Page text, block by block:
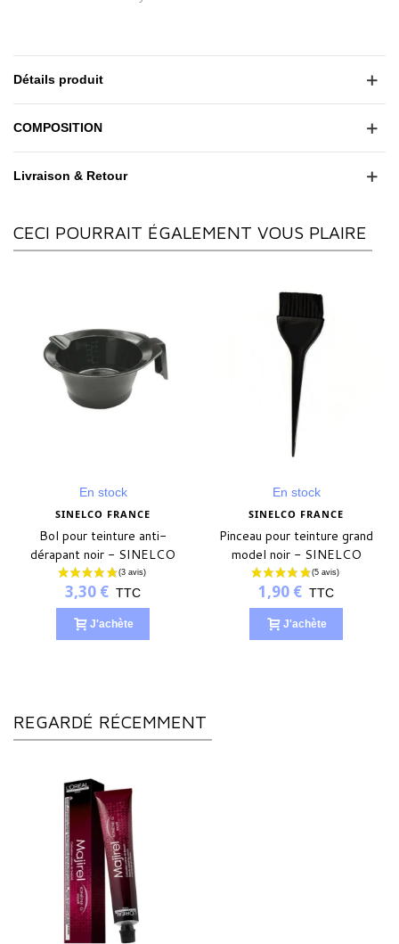
Détails produit
COMPOSITION
Livraison & Retour
CECI POURRAIT ÉGALEMENT VOUS PLAIRE
En stock
SINELCO FRANCE
Bol pour teinture anti-
dérapant noir - SINELCO
FRANCE
3,30 € TTC
J'achète
En stock
SINELCO FRANCE
Pinceau pour teinture grand
model noir - SINELCO
FRANCE
1,90 € TTC
J'achète
REGARDÉ RÉCEMMENT